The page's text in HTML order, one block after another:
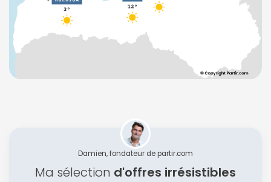
Damien, fondateur de partir.com
Ma sélection d'offres irrésistibles